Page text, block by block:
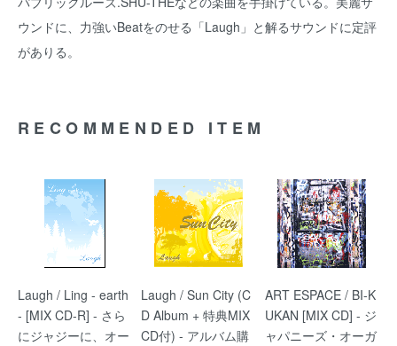
ウンドに、力強いBeatをのせる「Laugh」と解るサウンドに定評
がありる。
RECOMMENDED ITEM
Laugh / Ling - earth
- [MIX CD-R] - さら
にジャジーに、オー
Laugh / Sun City (C
D Album + 特典MIX
CD付) - アルバム購
ART ESPACE / BI-K
UKAN [MIX CD] - ジ
ャパニーズ・オーガ